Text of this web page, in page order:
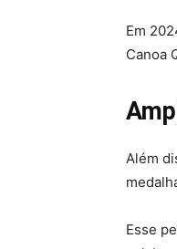
Em
Canoa
Além
Esse